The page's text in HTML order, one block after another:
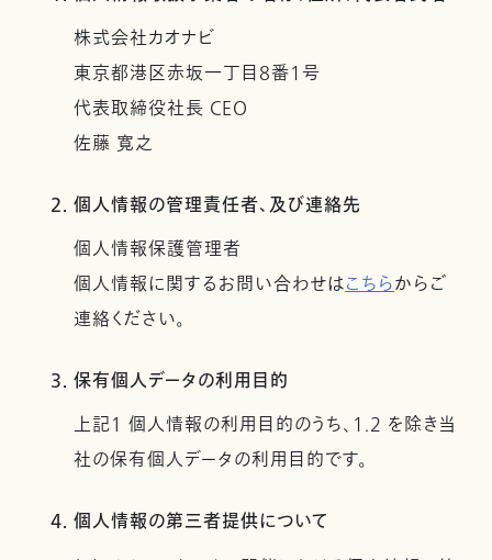
株式会社カオナビ
東京都港区赤坂一丁目8番1号
代表取締役社長 CEO
佐藤 寛之
2. 個人情報の管理責任者、及び連絡先
個人情報保護管理者
個人情報に関するお問い合わせはこちらからご
連絡ください。
3. 保有個人データの利用目的
上記１ 個人情報の利用目的のうち、1.2 を除き当
社の保有個人データの利用目的です。
4. 個人情報の第三者提供について